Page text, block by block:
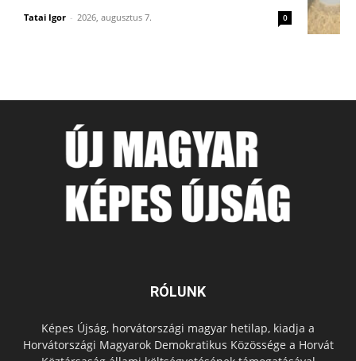
Tatai Igor - 2026, augusztus 7. 0
RÓLUNK
Képes Újság, horvátországi magyar hetilap, kiadja a
Horvátországi Magyarok Demokratikus Közössége a Horvát